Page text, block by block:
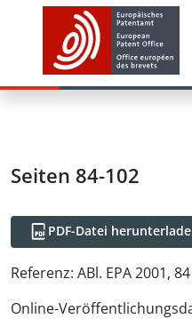
Seiten 84-102
PDF-Datei
Referenz: ABl. EPA 2001, 84
Online-